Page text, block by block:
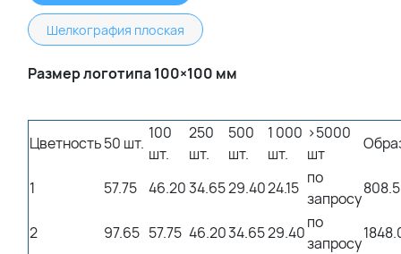
Шелкография плоская
Размер логотипа 100×100 мм
Цветность50 шт.
100
шт.
250
шт.
500
шт.
1 000
шт.
>5000
шт
1 57.75 46.2034.6529.4024.15
по
запросу
2 97.65 57.75 46.2034.6529.40
по
запросу